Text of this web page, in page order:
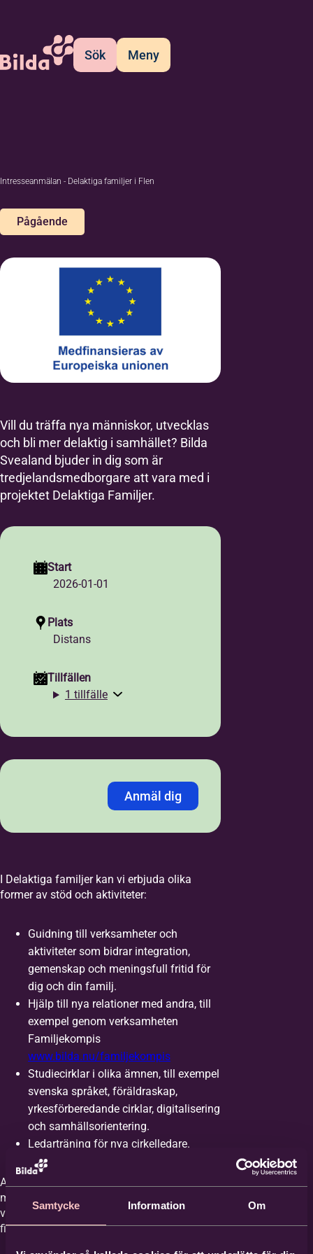
Samtycke Information Om
Sök Meny
Intresseanmälan - Delaktiga familjer i Flen
Pågående
Vill du träffa nya människor, utvecklas
och bli mer delaktig i samhället? Bilda
Svealand bjuder in dig som är
tredjelandsmedborgare att vara med i
projektet Delaktiga Familjer.
Start
2026-01-01
Plats
Distans
Tillfällen
1 tillfälle
Anmäl dig
Personnummer
Samordningsnummer*
Förnamn*
Efternamn*
E-post*
Telefon
I Delaktiga familjer kan vi erbjuda olika
former av stöd och aktiviteter:
Guidning till verksamheter och
aktiviteter som bidrar integration,
gemenskap och meningsfull fritid för
dig och din familj.
Hjälp till nya relationer med andra, till
exempel genom verksamheten
Familjekompis
www.bilda.nu/familjekompis
Studiecirklar i olika ämnen, till exempel
svenska språket, föräldraskap,
yrkesförberedande cirklar, digitalisering
och samhällsorientering.
Ledarträning för nya cirkelledare.
Aktiviteter och stöd kan variera över tid och
mellan olika platser. Så långt som möjligt vill
vi utgå från de behov och önskemål som
finns från målgruppen.